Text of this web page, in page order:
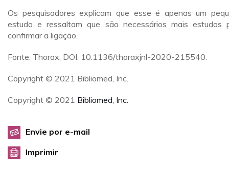
Os pesquisadores explicam que esse é apenas um
estudo e ressaltam que são necessários mais estudos
confirmar a ligação.
Fonte: Thorax. DOI: 10.1136/thoraxjnl-2020-215540.
Copyright © 2021 Bibliomed, Inc.
Copyright © 2021 Bibliomed, Inc.
Envie por e-mail
Imprimir